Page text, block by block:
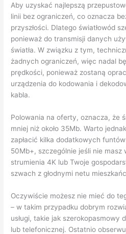
Aby uzyskać najlepszą
linii bez ograniczeń, co oznacza
przyszłości. Dlatego światłowód
ponieważ do transmisji danych
światła. W związku z tym,
żadnych ograniczeń, więc nadal
prędkości, ponieważ zostaną
urządzenia do kodowania i
kabla.
Polowania na oferty, oznacza, że
mniej niż około 35Mb. Warto
zapłacić kilka dodatkowych
50Mb+, szczególnie jeśli nie
strumienia 4K lub Twoje
szwach z głodnymi netu
Oczywiście możesz nie mieć do
– w takim przypadku dobrym
usługi, takie jak szerokopasmowy
lub telefonicznej. Ostatnio